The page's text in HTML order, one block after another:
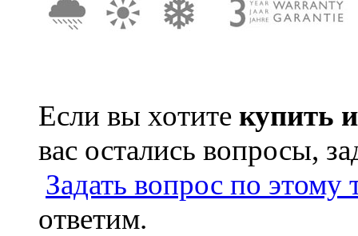
Если вы хотите купить
вас остались вопросы,
Задать вопрос по этому
ответим.